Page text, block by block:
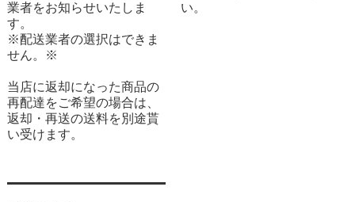
業者をお知らせいたしま
す。
※配送業者の選択はできま
せん。※
当店に返却になった商品の
再配達をご希望の場合は、
返却・再送の送料を別途貰
い受けます。
い。